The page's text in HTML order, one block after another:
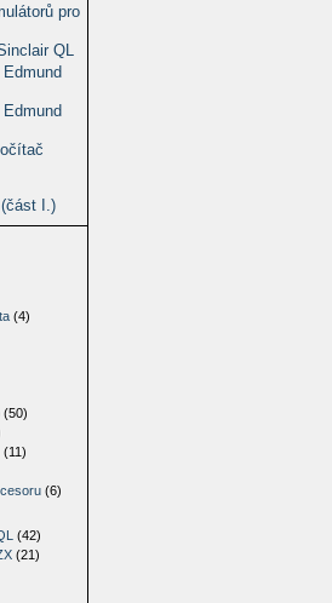
pro
QL
I.)
(4)
(50)
(11)
(6)
(42)
(21)